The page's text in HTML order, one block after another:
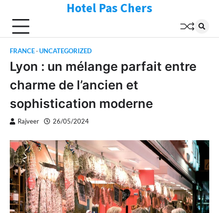
content
Hotel Pas Chers
FRANCE UNCATEGORIZED
Lyon : un mélange parfait entre
charme de l’ancien et
sophistication moderne
Rajveer 26/05/2024